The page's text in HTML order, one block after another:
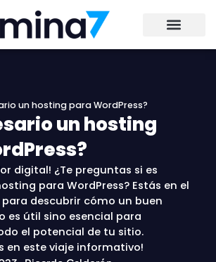
un hosting para WordPress?
un hosting
digital! ¿Te preguntas si es
para WordPress? Estás en el
descubrir cómo un buen
es útil sino esencial para
el potencial de tu sitio.
en este viaje informativo!